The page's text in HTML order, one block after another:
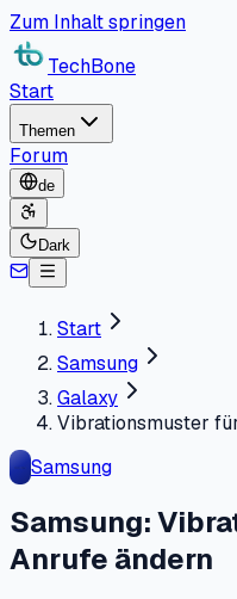
Zum Inhalt springen
TechBone
Start
Themen
Forum
de
Dark
Start
Samsung
Galaxy
Vibrationsmuster
Samsung
Samsung:
Anrufe ändern